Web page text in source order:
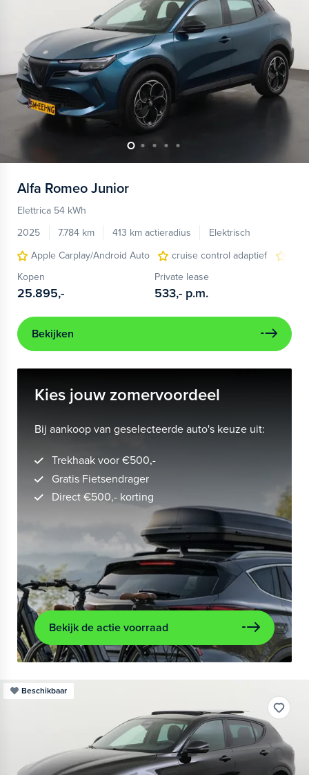
Alfa Romeo Junior
Elettrica 54 kWh
2025
7.784 km 413 km actieradius
Elektrisch
Apple Carplay/Android Auto
cruise control adaptief
Kopen
25.895,-
Private lease
533,- p.m.
Bekijken
Kies jouw zomervoordeel
Bij aankoop van geselecteerde auto's keuze uit:
Trekhaak voor €500,-
Gratis Fietsendrager
Direct €500,- korting
Bekijk de actie voorraad
Beschikbaar